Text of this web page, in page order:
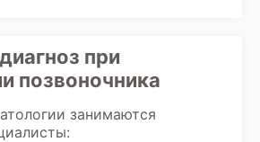
при
позвоночника
занимаются